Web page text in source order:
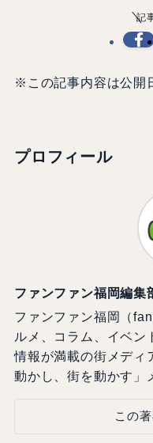
記
※この記事内容は公開
プロフィール
ファンファン福岡編集
ファンファン福岡（
ルメ、コラム、イベン
情報が満載の街メディ
動かし、街を動かす」
この